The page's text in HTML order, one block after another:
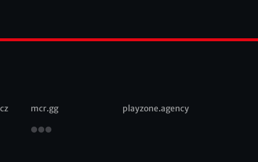
mcr.gg playzone.agency